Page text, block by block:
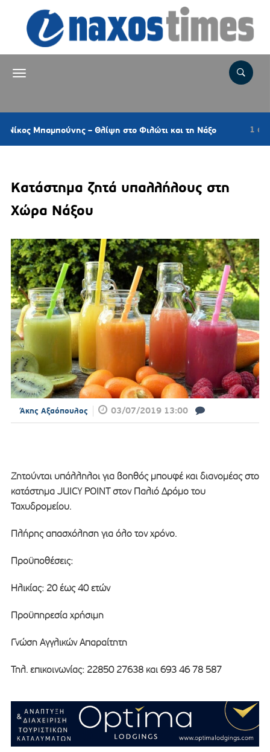
– Θλίψη στο Φιλώτι και τη Νάξο 1 ώρα πριν
Κατάστημα ζητά υπαλλήλους στη
Χώρα Νάξου
Άκης Αξαόπουλος 03/07/2019 13:00
Ζητούνται υπάλληλοι για βοηθός μπουφέ και διανομέας στο
κατάστημα JUICY POINT στον Παλιό Δρόμο του
Ταχυδρομείου.
Πλήρης απασχόληση για όλο τον χρόνο.
Προϋποθέσεις:
Ηλικίας: 20 έως 40 ετών
Προϋπηρεσία χρήσιμη
Γνώση Αγγλικών Απαραίτητη
Τηλ. επικοινωνίας: 22850 27638 και 693 46 78 587